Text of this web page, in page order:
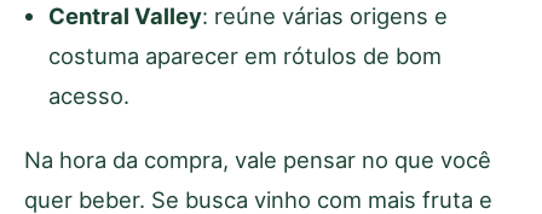
Central Valley: reúne várias origens e
costuma aparecer em rótulos de bom
acesso.
Na hora da compra, vale pensar no que você
quer beber. Se busca vinho com mais fruta e